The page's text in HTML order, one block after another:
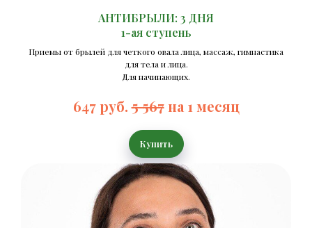
АНТИБРЫЛИ: 3 ДНЯ
1-ая ступень
Приемы от брылей для четкого овала лица, массаж, гимнастика
для тела и лица.
Для начинающих.
647 руб.5 567на 1 месяц
Купить